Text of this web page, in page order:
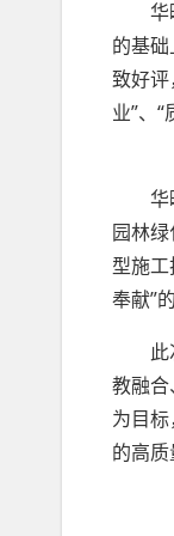
华晖
的基
致好评
业”、
华晖
园林
型施
奉献”
此次
教融
为目
的高质